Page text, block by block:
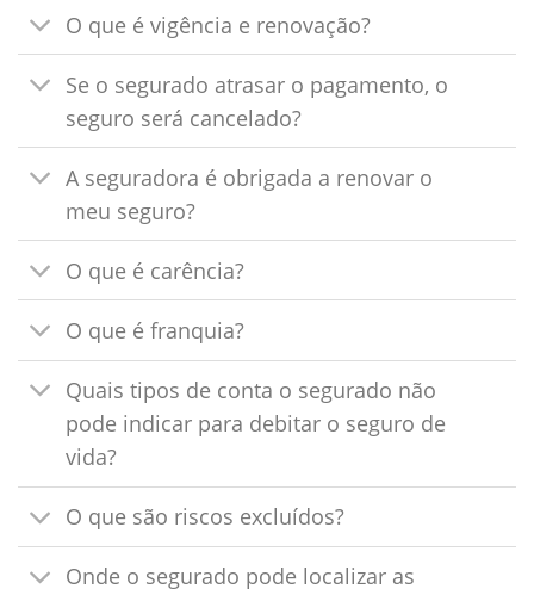
O que é vigência e renovação?
Se o segurado atrasar o pagamento, o
seguro será cancelado?
A seguradora é obrigada a renovar o
meu seguro?
O que é carência?
O que é franquia?
Quais tipos de conta o segurado não
pode indicar para debitar o seguro de
vida?
O que são riscos excluídos?
Onde o segurado pode localizar as